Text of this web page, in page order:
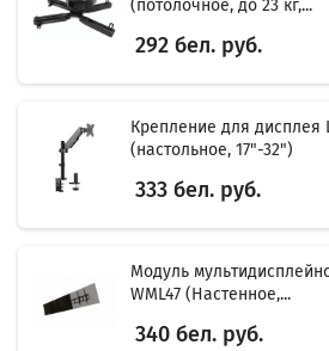
(потолочное, до 23 кг,...
292 бел. руб.
Крепление для дисплея
(настольное, 17"-32")
333 бел. руб.
Модуль
WML47 (Настенное,...
340 бел. руб.